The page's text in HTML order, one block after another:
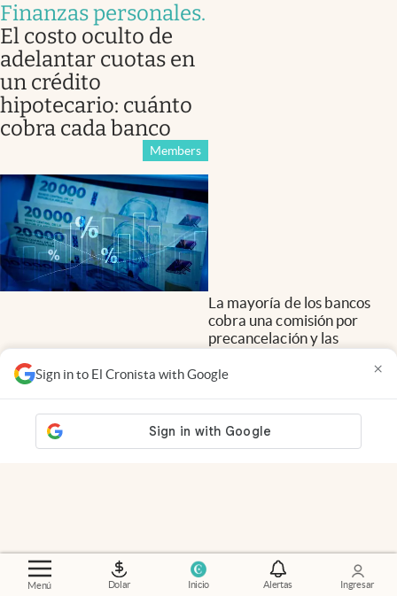
Menú Dolar Inicio Alertas Ingresar
Sign in to El Cronista with Google ×
Finanzas personales.
El costo oculto de
adelantar cuotas en
un crédito
hipotecario: cuánto
cobra cada banco
Members
La mayoría de los bancos
cobra una comisión por
precancelación y las
la entidad. Qué hay que
la deuda.